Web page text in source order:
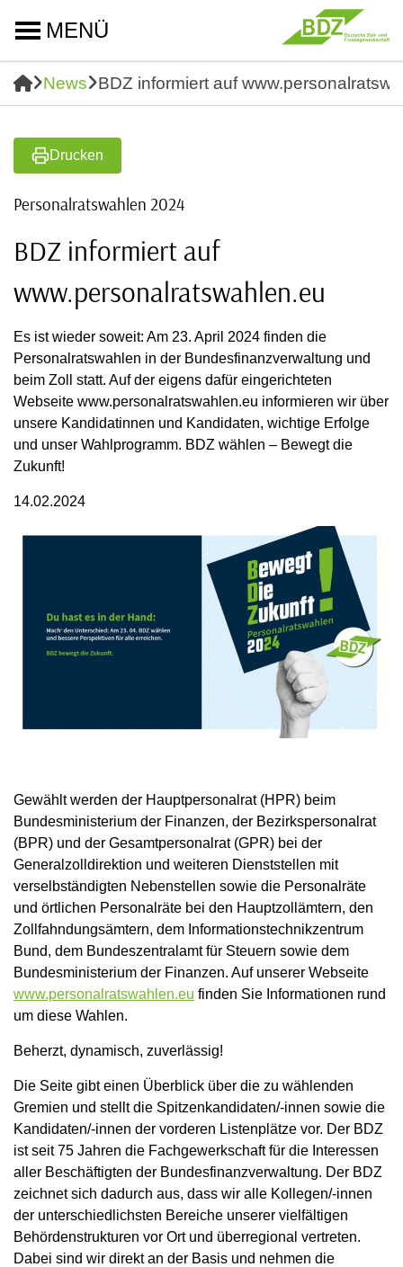
MENÜ
News BDZ informiert auf
Drucken
Personalratswahlen 2024
BDZ informiert auf
www.personalratswahlen.eu
Es ist wieder soweit: Am 23. April 2024 finden die
Personalratswahlen in der Bundesfinanzverwaltung und
beim Zoll statt. Auf der eigens dafür eingerichteten
Webseite www.personalratswahlen.eu informieren wir über
unsere Kandidatinnen und Kandidaten, wichtige Erfolge
und unser Wahlprogramm. BDZ wählen – Bewegt die
Zukunft!
14.02.2024
Gewählt werden der Hauptpersonalrat (HPR) beim
Bundesministerium der Finanzen, der Bezirkspersonalrat
(BPR) und der Gesamtpersonalrat (GPR) bei der
Generalzolldirektion und weiteren Dienststellen mit
verselbständigten Nebenstellen sowie die Personalräte
und örtlichen Personalräte bei den Hauptzollämtern, den
Zollfahndungsämtern, dem Informationstechnikzentrum
Bund, dem Bundeszentralamt für Steuern sowie dem
Bundesministerium der Finanzen. Auf unserer Webseite
www.personalratswahlen.eu finden Sie Informationen rund
um diese Wahlen.
Beherzt, dynamisch, zuverlässig!
Die Seite gibt einen Überblick über die zu wählenden
Gremien und stellt die Spitzenkandidaten/-innen sowie die
Kandidaten/-innen der vorderen Listenplätze vor. Der BDZ
ist seit 75 Jahren die Fachgewerkschaft für die Interessen
aller Beschäftigten der Bundesfinanzverwaltung. Der BDZ
zeichnet sich dadurch aus, dass wir alle Kollegen/-innen
der unterschiedlichsten Bereiche unserer vielfältigen
Behördenstrukturen vor Ort und überregional vertreten.
Dabei sind wir direkt an der Basis und nehmen die